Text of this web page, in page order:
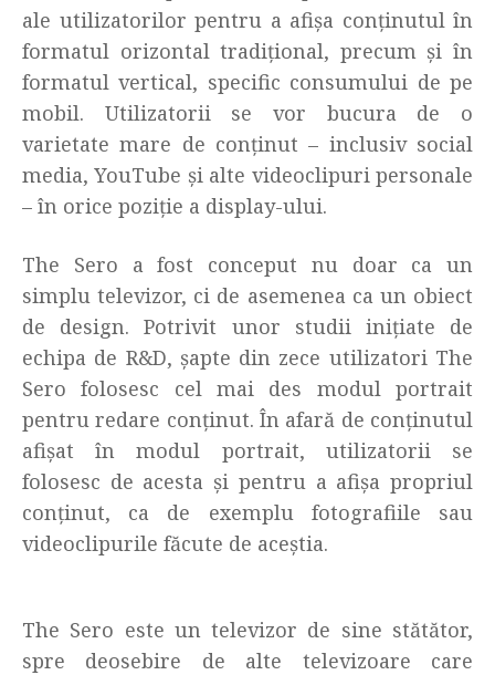
ale utilizatorilor pentru a afișa conținutul în
formatul orizontal tradițional, precum și în
formatul vertical, specific consumului de pe
mobil. Utilizatorii se vor bucura de o
varietate mare de conținut – inclusiv social
media, YouTube și alte videoclipuri personale
– în orice poziție a display-ului.
The Sero a fost conceput nu doar ca un
simplu televizor, ci de asemenea ca un obiect
de design. Potrivit unor studii inițiate de
echipa de R&D, șapte din zece utilizatori The
Sero folosesc cel mai des modul portrait
pentru redare conținut. În afară de conținutul
afișat în modul portrait, utilizatorii se
folosesc de acesta și pentru a afișa propriul
conținut, ca de exemplu fotografiile sau
videoclipurile făcute de aceștia.
The Sero este un televizor de sine stătător,
spre deosebire de alte televizoare care